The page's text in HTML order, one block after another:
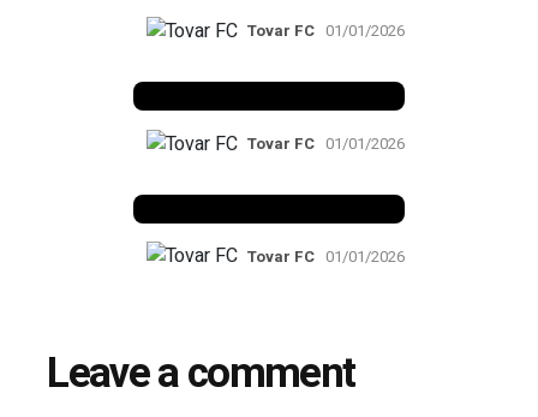
Tovar FC 01/01/2026
Tovar FC 01/01/2026
Tovar FC 01/01/2026
Leave a comment